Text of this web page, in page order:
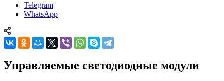
Telegram
WhatsApp
Управляемые светодиодные модули